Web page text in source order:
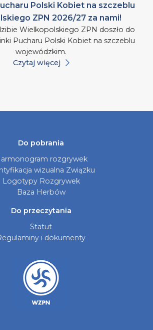
Polski Kobiet na szczeblu
ZPN 2026/27 za nami!
Wielkopolskiego ZPN doszło do
Pucharu Polski Kobiet na szczeblu
wojewódzkim.
Czytaj więcej
Do pobrania
rozgrywek
wizualna Związku
Logotypy Rozgrywek
Baza Herbów
Do przeczytania
Statut
i dokumenty